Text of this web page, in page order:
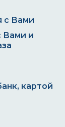
Вами и
картой